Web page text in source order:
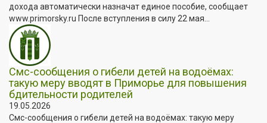
дохода автоматически назначат единое пособие, сообщает
www.primorsky.ru После вступления в силу 22 мая...
Смс-сообщения о гибели детей на водоёмах:
такую меру вводят в Приморье для повышения
бдительности родителей
19.05.2026
Смс-сообщения о гибели детей на водоёмах: такую меру